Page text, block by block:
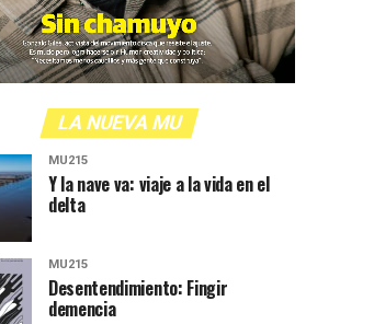
LA NUEVA MU
MU215
Y la nave va: viaje a la vida en el
delta
MU215
Desentendimiento: Fingir
demencia